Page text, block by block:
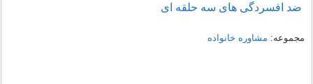
ضد افسردگی های سه حلقه ای
مجموعه: مشاوره خانواده